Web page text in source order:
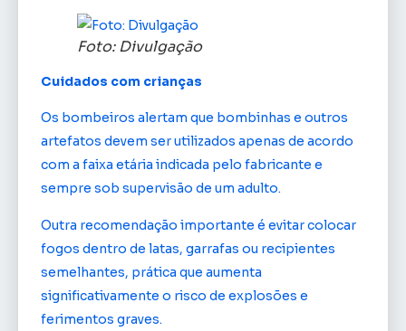
Foto: Divulgação
Cuidados com crianças
Os bombeiros alertam que bombinhas e outros
artefatos devem ser utilizados apenas de acordo
com a faixa etária indicada pelo fabricante e
sempre sob supervisão de um adulto.
Outra recomendação importante é evitar colocar
fogos dentro de latas, garrafas ou recipientes
semelhantes, prática que aumenta
significativamente o risco de explosões e
ferimentos graves.